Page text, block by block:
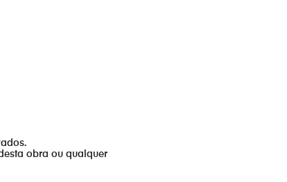
obra ou qualquer